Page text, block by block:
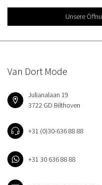
Unsere
Van Dort Mode
Julianalaan 19
3722 GD Bilthoven
+31 (0)30-636 88 88
+31 30 636 88 88